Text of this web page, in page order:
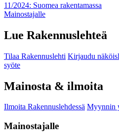
11/2024: Suomea rakentamassa
Mainostajalle
Lue Rakennuslehteä
Tilaa Rakennuslehti Kirjaudu
syöte
Mainosta & ilmoita
Ilmoita Rakennuslehdessä Myynnin
Mainostajalle